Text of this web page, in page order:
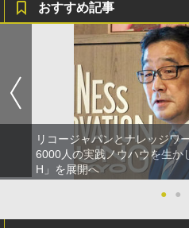
おすすめ記事
リコージャパンとナレッジワ
6000人の実践ノウハウを生か
H」を展開へ
●
●